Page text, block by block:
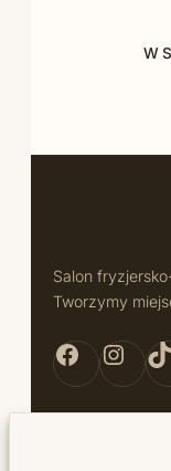
Salon
Tworzymy
Facebook